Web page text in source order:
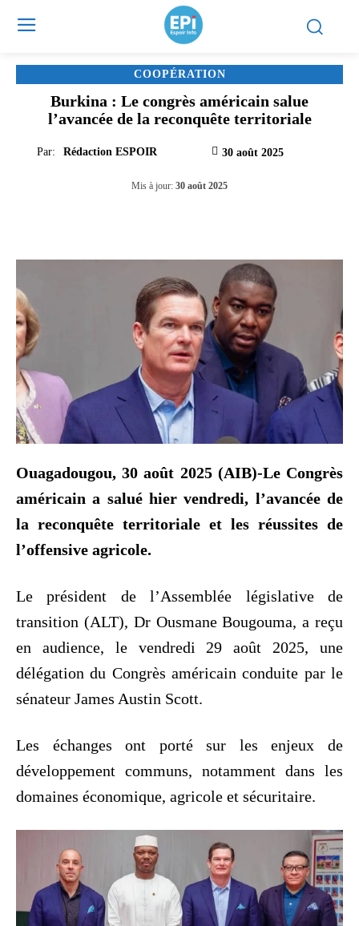
COOPÉRATION
Burkina : Le congrès américain salue
l’avancée de la reconquête territoriale
Par: Rédaction ESPOIR 30 août 2025
Mis à jour: 30 août 2025
Ouagadougou, 30 août 2025 (AIB)-Le Congrès
américain a salué hier vendredi, l’avancée de
la reconquête territoriale et les réussites de
l’offensive agricole.
Le président de l’Assemblée législative de
transition (ALT), Dr Ousmane Bougouma, a reçu
en audience, le vendredi 29 août 2025, une
délégation du Congrès américain conduite par le
sénateur James Austin Scott.
Les échanges ont porté sur les enjeux de
développement communs, notamment dans les
domaines économique, agricole et sécuritaire.